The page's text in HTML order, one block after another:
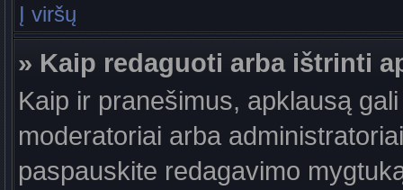
Į viršų
» Kaip redaguoti arba ištrinti
Kaip ir pranešimus, apklausą
moderatoriai arba
paspauskite redagavimo